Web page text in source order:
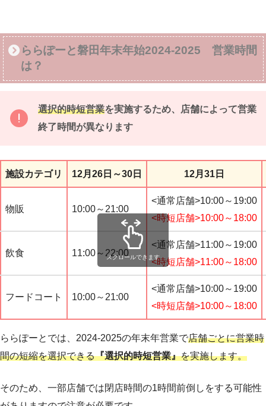
ららぽーと磐田年末年始2024-2025 営業時間
は？
選択的時短営業を実施するため、店舗によって営業
終了時間が異なります
施設カテゴリ 12月26日～30日 12月31日
物販 10:00～21:00
<通常店舗>10:00～19:00
<時短店舗>10:00～18:00
飲食 11:00～22:00
<通常店舗>11:00～19:00
<時短店舗>11:00～18:00
フードコート 10:00～21:00
<通常店舗>10:00～19:00
<時短店舗>10:00～18:00
スクロールできます
ららぽーとでは、2024-2025の年末年営業で店舗ごとに営業時
間の短縮を選択できる『選択的時短営業』を実施します。
そのため、一部店舗では閉店時間の1時間前倒しをする可能性